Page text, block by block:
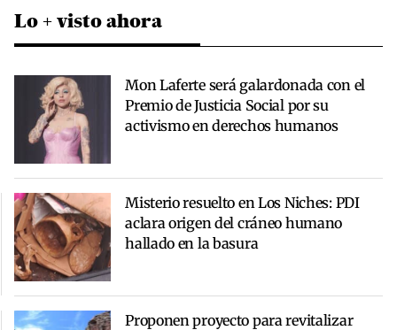
Lo + visto ahora
Mon Laferte será galardonada con el
Premio de Justicia Social por su
activismo en derechos humanos
Misterio resuelto en Los Niches: PDI
aclara origen del cráneo humano
hallado en la basura
Proponen proyecto para revitalizar